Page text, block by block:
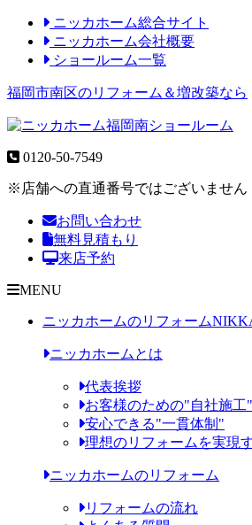
ニッカホーム総合サイト
ニッカホーム会社概要
ショールーム一覧
福岡市南区のリフォーム＆増改築なら
0120-50-7549
※店舗への直通番号ではございません
お問い合わせ
無料見積もり
来店予約
MENU
ニッカホームのリフォーム
ニッカホームとは
代表挨拶
お客様のための"自社施工"
安心できる"一貫体制"
理想のリフォームを実現
ニッカホームのリフォーム
リフォームの流れ